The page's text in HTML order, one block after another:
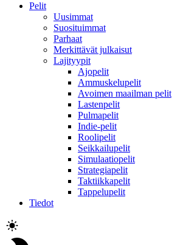
Pelit
Uusimmat
Suosituimmat
Parhaat
Merkittävät julkaisut
Lajityypit
Ajopelit
Ammuskelupelit
Avoimen maailman pelit
Lastenpelit
Pulmapelit
Indie-pelit
Roolipelit
Seikkailupelit
Simulaatiopelit
Strategiapelit
Taktiikkapelit
Tappelupelit
Tiedot